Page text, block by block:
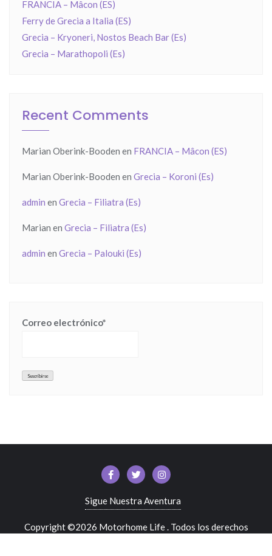
FRANCIA – Mâcon (ES)
Ferry de Grecia a Italia (ES)
Grecia – Kryoneri, Nostos Beach Bar (Es)
Grecia – Marathopoli (Es)
Recent Comments
Marian Oberink-Booden en FRANCIA – Mâcon (ES)
Marian Oberink-Booden en Grecia – Koroni (Es)
admin en Grecia – Filiatra (Es)
Marian en Grecia – Filiatra (Es)
admin en Grecia – Palouki (Es)
Correo electrónico*
Sigue Nuestra Aventura
Copyright ©2026 Motorhome Life . Todos los derechos